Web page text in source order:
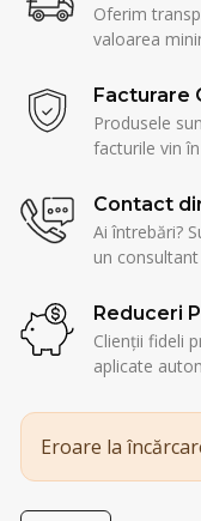
Oferim
valoarea
Facturare
Produsele
facturile vin
Contact
Ai întrebări?
un
Reduceri
Clienții fideli
aplicate
Eroare la